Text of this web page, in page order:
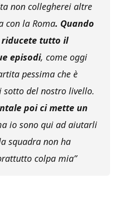
non collegherei altre
con la Roma. Quando
tutto il
episodi, come oggi
pessima che è
del nostro livello.
poi ci mette un
io sono qui ad aiutarli
squadra non ha
colpa mia”